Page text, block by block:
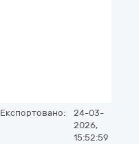
Експортовано:
24-03-
2026,
15:52:59